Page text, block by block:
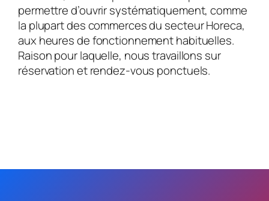
permettre d’ouvrir systématiquement, comme
la plupart des commerces du secteur Horeca,
aux heures de fonctionnement habituelles.
Raison pour laquelle, nous travaillons sur
réservation et rendez-vous ponctuels.